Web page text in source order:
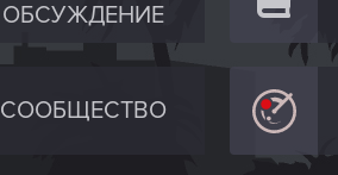
ОБСУЖДЕНИЕ
СООБЩЕСТВО